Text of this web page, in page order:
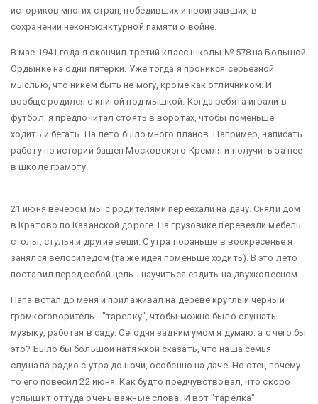
историков многих стран, победивших и проигравших, в
сохранении неконъюнктурной памяти о войне.
В мае 1941 года я окончил третий класс школы № 578 на Большой
Ордынке на одни пятерки. Уже тогда я проникся серьезной
мыслью, что никем быть не могу, кроме как отличником. И
вообще родился с книгой под мышкой. Когда ребята играли в
футбол, я предпочитал стоять в воротах, чтобы поменьше
ходить и бегать. На лето было много планов. Например, написать
работу по истории башен Московского Кремля и получить за нее
в школе грамоту.
21 июня вечером мы с родителями переехали на дачу. Сняли дом
в Кратово по Казанской дороге. На грузовике перевезли мебель:
столы, стулья и другие вещи. С утра пораньше в воскресенье я
занялся велосипедом (та же идея поменьше ходить). В это лето
поставил перед собой цель - научиться ездить на двухколесном.
Папа встал до меня и прилаживал на дереве круглый черный
громкоговоритель - "тарелку", чтобы можно было слушать
музыку, работая в саду. Сегодня задним умом я думаю: а с чего бы
это? Было бы большой натяжкой сказать, что наша семья
слушала радио с утра до ночи, особенно на даче. Но отец почему-
то его повесил 22 июня. Как будто предчувствовал, что скоро
услышит оттуда очень важные слова. И вот "тарелка"